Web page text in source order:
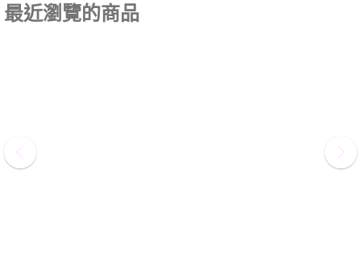
最近瀏覽的商品